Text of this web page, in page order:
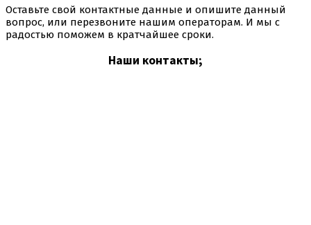
Оставьте свой контактные данные и опишите данный
вопрос, или перезвоните нашим операторам. И мы с
радостью поможем в кратчайшее сроки.
Наши контакты;